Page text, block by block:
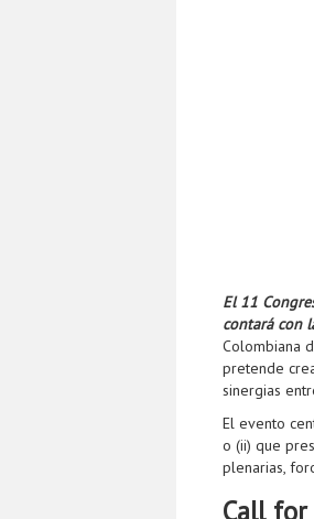
El 11
contará con
Colombiana
pretende
sinergias
El evento
o (ii) que
plenarias,
Call for